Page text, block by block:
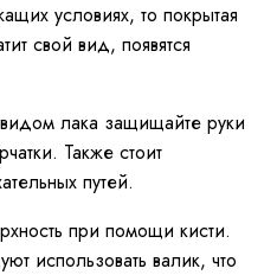
условиях, то покрытая
свой вид, появятся
лака защищайте руки
Также стоит
путей.
при помощи кисти.
использовать валик, что